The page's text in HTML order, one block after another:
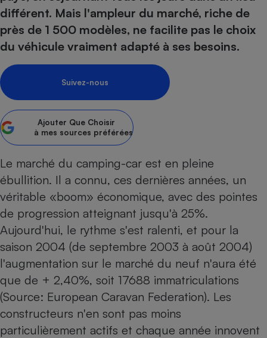
différent. Mais l'ampleur du marché, riche de
près de 1 500 modèles, ne facilite pas le choix
du véhicule vraiment adapté à ses besoins.
Suivez-nous
Ajouter Que Choisir
à mes sources préférées
Le marché du camping-car est en pleine
ébullition. Il a connu, ces dernières années, un
véritable «boom» économique, avec des pointes
de progression atteignant jusqu'à 25%.
Aujourd'hui, le rythme s'est ralenti, et pour la
saison 2004 (de septembre 2003 à août 2004)
l'augmentation sur le marché du neuf n'aura été
que de + 2,40%, soit 17688 immatriculations
(Source: European Caravan Federation). Les
constructeurs n'en sont pas moins
particulièrement actifs et chaque année innovent
Sécurité - Hygiène
Supermarché - Drive
Complément
alimentaire
Assurance
Banque - Crédit
Epargne - Fiscalité
Mutuelle
Assurance emprunteur
Circulation routière
Contrôle technique -
Pièce détachée
Moto
Comparateur auto
Supermarché - Drive
Comparatif
Comparatif plaque à
Comparatif hotte
Comparatif aspirateur
Comparatif cafetière
Comparatif robot cuiseur
Comparatif centrale
Gros électroménager
Petit électroménager -
Comparatif casque audio
Comparatif barre de son
Comparatif imprimante
Comparatif tablette
Image et son
Informatique
Internet
Téléphonie
Crédit immobilier
Comparatif tondeuse
Comparatif poêle à
Comparatif radiateur
Bricolage - Jardinage
Chauffage
Produit d'entretien
Sécurité domestique
Système de santé -
Maison de retraite
Retraite
Choisir son fioul
Choisir son pellet
Comparateur assurance emprunteur
Energie Moins Chère Ensemble
Tous les comparateurs
Toutes les cartes interactives
Speedtest - Testez le débit de votre
connexion Internet